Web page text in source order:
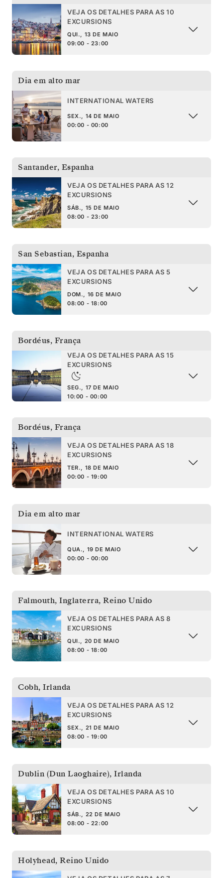
VEJA OS DETALHES PARA AS 10
EXCURSIONS
QUI., 13 DE MAIO
09:00 - 23:00
Dia em alto mar
INTERNATIONAL WATERS
SEX., 14 DE MAIO
00:00 - 00:00
Santander, Espanha
VEJA OS DETALHES PARA AS 12
EXCURSIONS
SÁB., 15 DE MAIO
08:00 - 23:00
San Sebastian, Espanha
VEJA OS DETALHES PARA AS 5
EXCURSIONS
DOM., 16 DE MAIO
08:00 - 18:00
Bordéus, França
VEJA OS DETALHES PARA AS 15
EXCURSIONS
SEG., 17 DE MAIO
10:00 - 00:00
Bordéus, França
VEJA OS DETALHES PARA AS 18
EXCURSIONS
TER., 18 DE MAIO
00:00 - 19:00
Dia em alto mar
INTERNATIONAL WATERS
QUA., 19 DE MAIO
00:00 - 00:00
Falmouth, Inglaterra, Reino Unido
VEJA OS DETALHES PARA AS 8
EXCURSIONS
QUI., 20 DE MAIO
08:00 - 18:00
Cobh, Irlanda
VEJA OS DETALHES PARA AS 12
EXCURSIONS
SEX., 21 DE MAIO
08:00 - 19:00
Dublin (Dun Laoghaire), Irlanda
VEJA OS DETALHES PARA AS 10
EXCURSIONS
SÁB., 22 DE MAIO
08:00 - 22:00
Holyhead, Reino Unido